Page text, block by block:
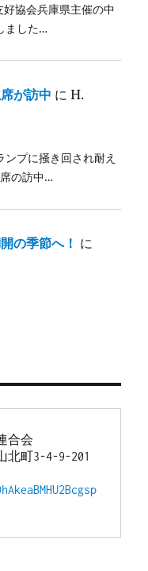
協会兵庫県主催の中
ました…
が訪中 にH.
プに掻き回され耐え
の訪中…
の季節へ！ に
合会
北町3-4-9-201